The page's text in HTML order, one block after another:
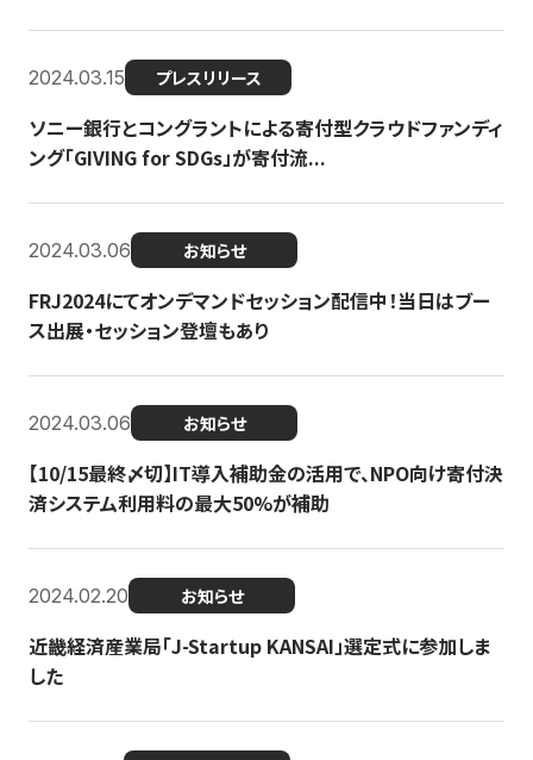
2024.03.15 プレスリリース
ソニー銀行とコングラントによる寄付型クラウドファンディ
ング「GIVING for SDGs」が寄付流...
2024.03.06 お知らせ
FRJ2024にてオンデマンドセッション配信中！当日はブー
ス出展・セッション登壇もあり
2024.03.06 お知らせ
【10/15最終〆切】IT導入補助金の活用で、NPO向け寄付決
済システム利用料の最大50%が補助
2024.02.20 お知らせ
近畿経済産業局「J-Startup KANSAI」選定式に参加しま
した